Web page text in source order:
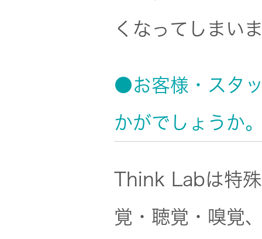
くなってしまい
●お客様・スタ
かがでしょうか
Think Labは特
覚・聴覚・嗅覚